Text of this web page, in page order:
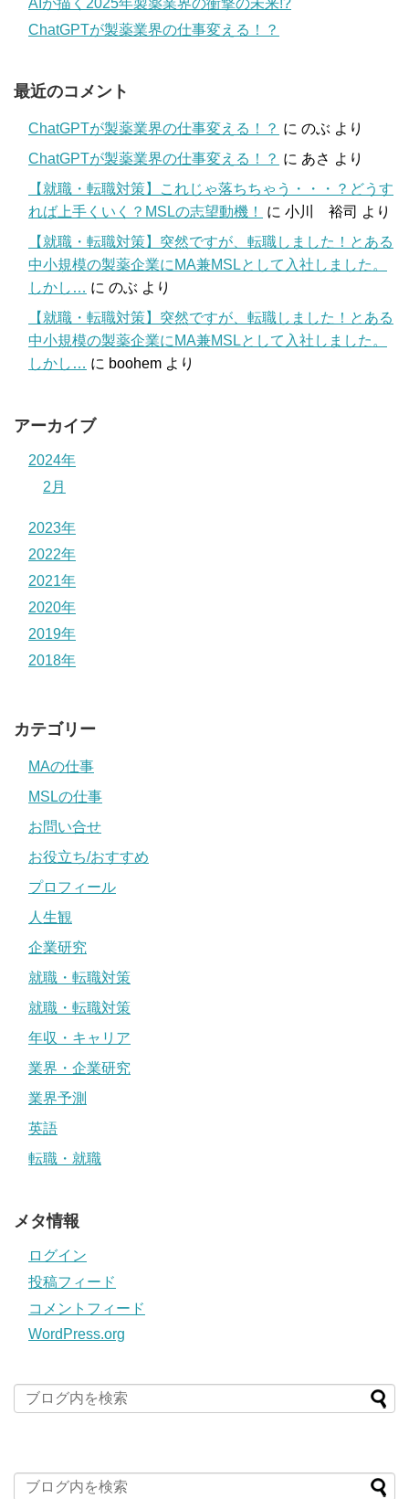
ChatGPTが製薬業界の仕事変える！？
最近のコメント
ChatGPTが製薬業界の仕事変える！？ に のぶ より
ChatGPTが製薬業界の仕事変える！？ に あさ より
【就職・転職対策】これじゃ落ちちゃう・・・？どうす
れば上手くいく？MSLの志望動機！
に 小川 裕司 より
【就職・転職対策】突然ですが、転職しました！とある
中小規模の製薬企業にMA兼MSLとして入社しました。
しかし… に のぶ より
【就職・転職対策】突然ですが、転職しました！とある
中小規模の製薬企業にMA兼MSLとして入社しました。
しかし… に boohem より
アーカイブ
2024年
2月
2023年
2022年
2021年
2020年
2019年
2018年
カテゴリー
MAの仕事
MSLの仕事
お問い合せ
お役立ち/おすすめ
プロフィール
人生観
企業研究
就職・転職対策
就職・転職対策
年収・キャリア
業界・企業研究
業界予測
英語
転職・就職
メタ情報
ログイン
投稿フィード
コメントフィード
WordPress.org